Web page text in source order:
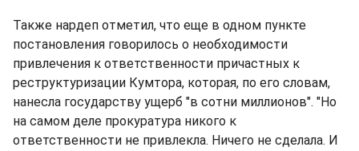
Также нардеп отметил, что еще в одном пункте
постановления говорилось о необходимости
привлечения к ответственности причастных к
реструктуризации Кумтора, которая, по его словам,
нанесла государству ущерб "в сотни миллионов". "Но
на самом деле прокуратура никого к
ответственности не привлекла. Ничего не сделала. И